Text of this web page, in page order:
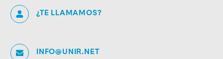
¿TE LLAMAMOS?
INFO@UNIR.NET